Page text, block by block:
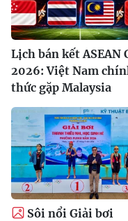
Lịch bán kết ASEAN
2026: Việt Nam
thức gặp Malaysia
Sôi nổi Giải bơi